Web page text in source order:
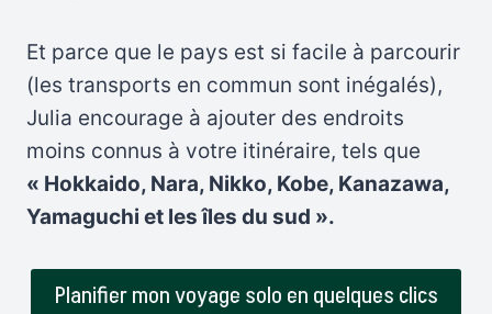
Et parce que le pays est si facile à parcourir
(les transports en commun sont inégalés),
Julia encourage à ajouter des endroits
moins connus à votre itinéraire, tels que
« Hokkaido, Nara, Nikko, Kobe, Kanazawa,
Yamaguchi et les îles du sud ».
Planifier mon voyage solo en quelques clics